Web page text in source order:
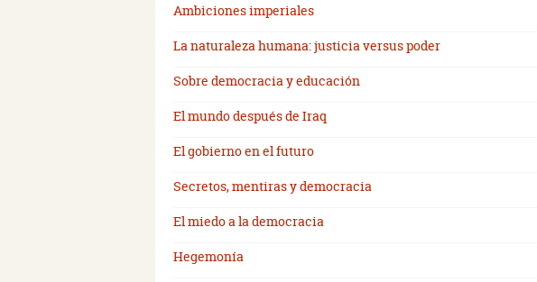
Ambiciones imperiales
La naturaleza humana: justicia versus poder
Sobre democracia y educación
El mundo después de Iraq
El gobierno en el futuro
Secretos, mentiras y democracia
El miedo a la democracia
Hegemonía